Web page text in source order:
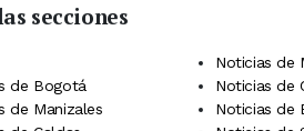
Telegram
Pinterest
secciones
Noticias de
de Bogotá
Noticias de
de Manizales
Noticias de